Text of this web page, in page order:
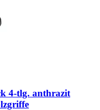
4-​tlg. anthrazit